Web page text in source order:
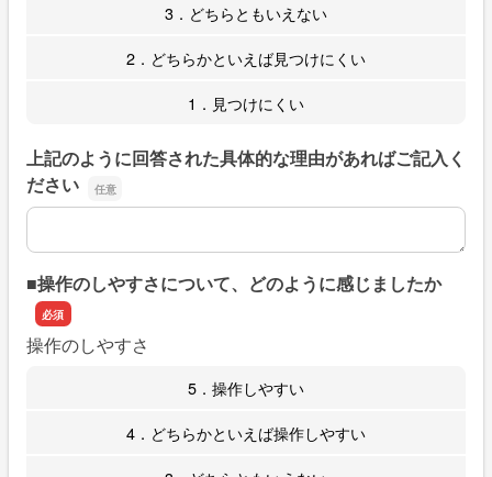
3．どちらともいえない
2．どちらかといえば見つけにくい
1．見つけにくい
上記のように回答された具体的な理由があればご記入く
ださい
上記のように回答された具体的な理由があればご記入くだ
■操作のしやすさについて、どのように感じましたか
操作のしやすさ
5．操作しやすい
4．どちらかといえば操作しやすい